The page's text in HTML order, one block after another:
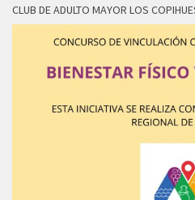
CLUB DE ADULTO MAYOR LOS